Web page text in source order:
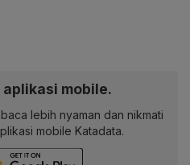
mobile.
lebih nyaman dan nikmati
mobile Katadata.